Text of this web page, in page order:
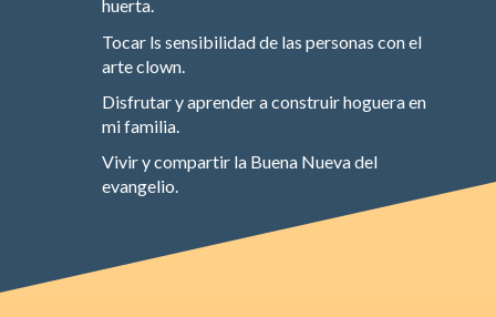
huerta.
Tocar ls sensibilidad de las personas con el
arte clown.
Disfrutar y aprender a construir hoguera en
mi familia.
Vivir y compartir la Buena Nueva del
evangelio.